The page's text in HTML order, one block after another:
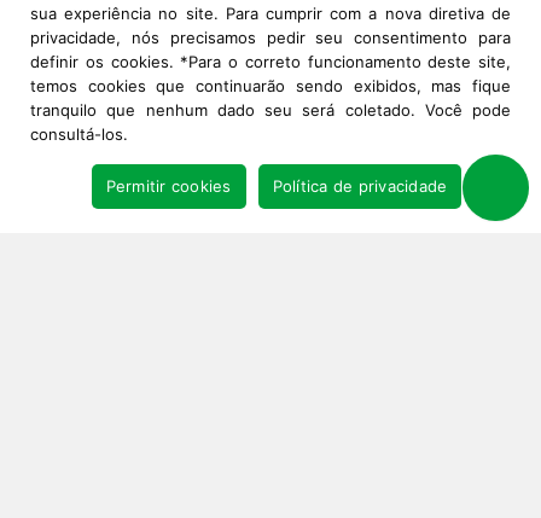
sua experiência no site. Para cumprir com a nova diretiva de
privacidade, nós precisamos pedir seu consentimento para
definir os cookies. *Para o correto funcionamento deste site,
temos cookies que continuarão sendo exibidos, mas fique
tranquilo que nenhum dado seu será coletado. Você pode
consultá-los.
Permitir cookies Política de privacidade